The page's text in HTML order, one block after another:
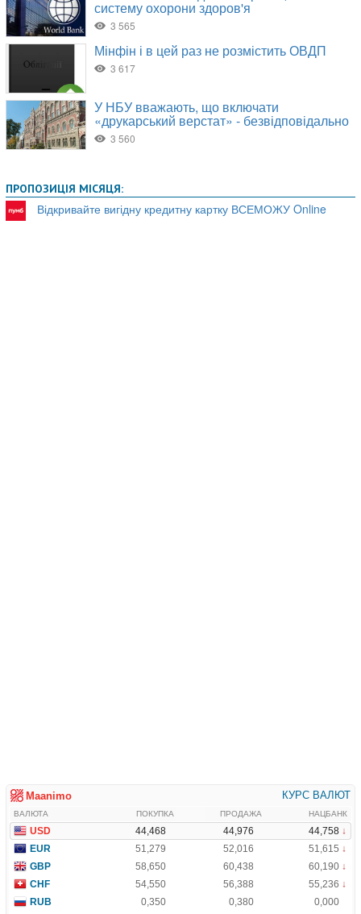
ПРОПОЗИЦІЯ МІСЯЦЯ:
Відкривайте вигідну кредитну картку ВСЕМОЖУ Online